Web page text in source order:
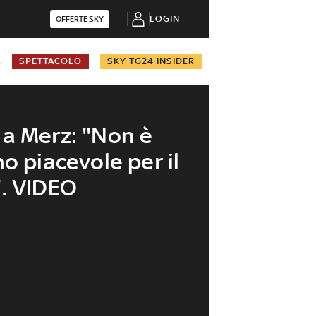
OFFERTE SKY LOGIN
SPETTACOLO SKY TG24 INSIDER
Merz: "Non è
piacevole per il
VIDEO